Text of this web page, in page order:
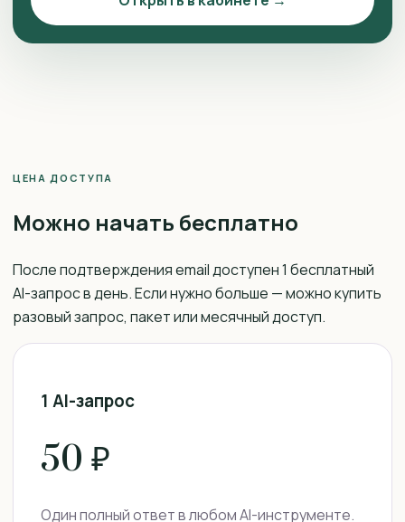
ЦЕНА ДОСТУПА
Можно начать бесплатно
После подтверждения email доступен 1 бесплатный
AI-запрос в день. Если нужно больше — можно купить
разовый запрос, пакет или месячный доступ.
1 AI-запрос
50 ₽
Один полный ответ в любом AI-инструменте.